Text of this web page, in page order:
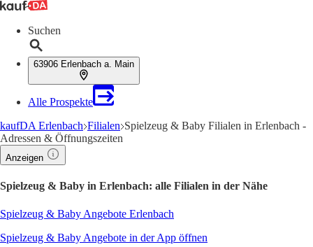
Suchen
63906 Erlenbach a. Main
Alle Prospekte
kaufDA Erlenbach Filialen Spielzeug & Baby Filialen in Erlenbach -
Adressen & Öffnungszeiten
Anzeigen
Spielzeug & Baby in Erlenbach: alle Filialen in der Nähe
Spielzeug & Baby Angebote Erlenbach
Spielzeug & Baby Angebote in der App öffnen